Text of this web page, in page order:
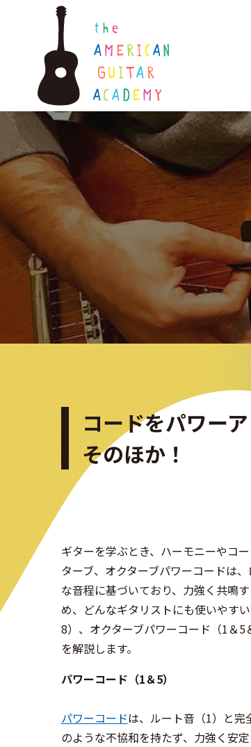
コードをパワー
そのほか！
ギターを学ぶとき、ハーモニーやコ
ターブ、オクターブパワーコードは
な音程に基づいており、力強く共鳴
め、どんなギタリストにも使いやす
8）、オクターブパワーコード（1＆
を解説します。
パワーコード（1＆5）
パワーコードは、ルート音（1）と
のような不協和を持たず、力強く安